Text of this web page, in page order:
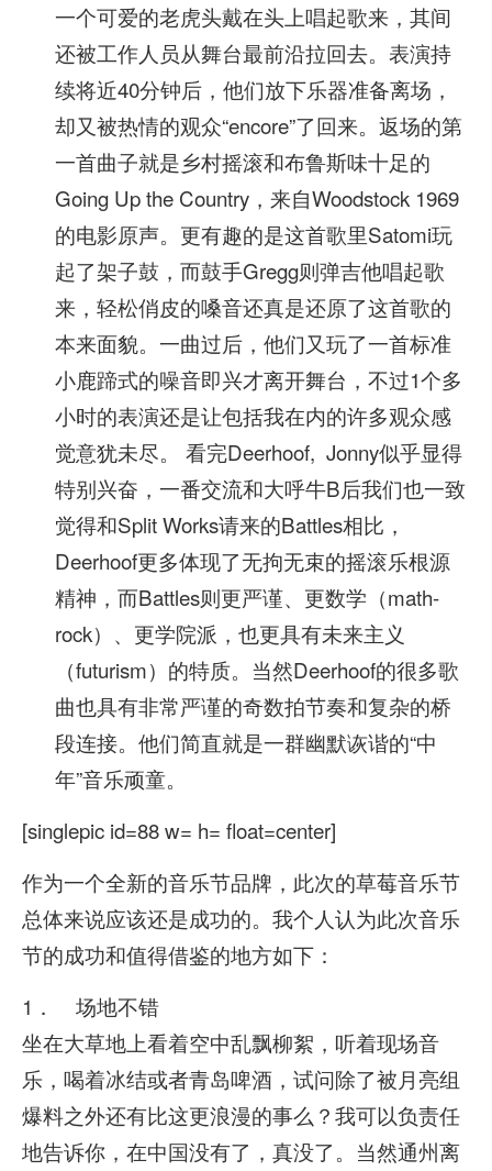
一个可爱的老虎头戴在头上唱起歌来，其间
还被工作人员从舞台最前沿拉回去。表演持
续将近40分钟后，他们放下乐器准备离场，
却又被热情的观众“encore”了回来。返场的第
一首曲子就是乡村摇滚和布鲁斯味十足的
Going Up the Country，来自Woodstock 1969
的电影原声。更有趣的是这首歌里Satomi玩
起了架子鼓，而鼓手Gregg则弹吉他唱起歌
来，轻松俏皮的嗓音还真是还原了这首歌的
本来面貌。一曲过后，他们又玩了一首标准
小鹿蹄式的噪音即兴才离开舞台，不过1个多
小时的表演还是让包括我在内的许多观众感
觉意犹未尽。 看完Deerhoof, Jonny似乎显得
特别兴奋，一番交流和大呼牛B后我们也一致
觉得和Split Works请来的Battles相比，
Deerhoof更多体现了无拘无束的摇滚乐根源
精神，而Battles则更严谨、更数学（math-
rock）、更学院派，也更具有未来主义
（futurism）的特质。当然Deerhoof的很多歌
曲也具有非常严谨的奇数拍节奏和复杂的桥
段连接。他们简直就是一群幽默诙谐的“中
年”音乐顽童。
[singlepic id=88 w= h= float=center]
作为一个全新的音乐节品牌，此次的草莓音乐节
总体来说应该还是成功的。我个人认为此次音乐
节的成功和值得借鉴的地方如下：
1． 场地不错
坐在大草地上看着空中乱飘柳絮，听着现场音
乐，喝着冰结或者青岛啤酒，试问除了被月亮组
爆料之外还有比这更浪漫的事么？我可以负责任
地告诉你，在中国没有了，真没了。当然通州离